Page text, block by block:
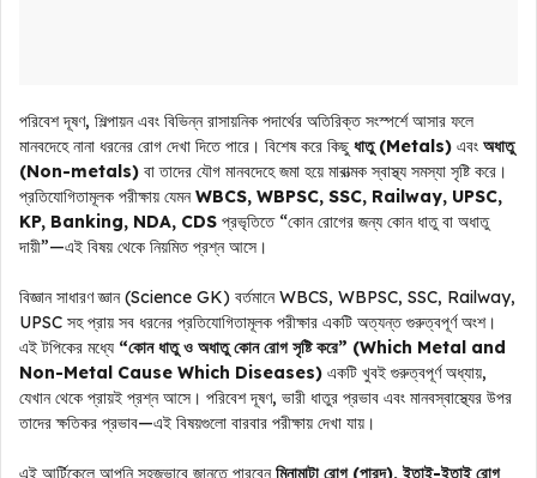
পরিবেশ দূষণ, শিল্পায়ন এবং বিভিন্ন রাসায়নিক পদার্থের অতিরিক্ত সংস্পর্শে আসার ফলে
মানবদেহে নানা ধরনের রোগ দেখা দিতে পারে। বিশেষ করে কিছু ধাতু (Metals) এবং অধাতু
(Non-metals) বা তাদের যৌগ মানবদেহে জমা হয়ে মারাত্মক স্বাস্থ্য সমস্যা সৃষ্টি করে।
প্রতিযোগিতামূলক পরীক্ষায় যেমনWBCS, WBPSC, SSC, Railway, UPSC,
KP, Banking, NDA, CDS প্রভৃতিতে “কোন রোগের জন্য কোন ধাতু বা অধাতু
দায়ী”—এই বিষয় থেকে নিয়মিত প্রশ্ন আসে।
বিজ্ঞান সাধারণ জ্ঞান (Science GK) বর্তমানে WBCS, WBPSC, SSC, Railway,
UPSC সহ প্রায় সব ধরনের প্রতিযোগিতামূলক পরীক্ষার একটি অত্যন্ত গুরুত্বপূর্ণ অংশ।
এই টপিকের মধ্যে “কোন ধাতু ও অধাতু কোন রোগ সৃষ্টি করে” (Which Metal and
Non-Metal Cause Which Diseases) একটি খুবই গুরুত্বপূর্ণ অধ্যায়,
যেখান থেকে প্রায়ই প্রশ্ন আসে। পরিবেশ দূষণ, ভারী ধাতুর প্রভাব এবং মানবস্বাস্থ্যের উপর
তাদের ক্ষতিকর প্রভাব—এই বিষয়গুলো বারবার পরীক্ষায় দেখা যায়।
এই আর্টিকেলে আপনি সহজভাবে জানতে পারবেনমিনামাটা রোগ (পারদ), ইতাই-ইতাই রোগ